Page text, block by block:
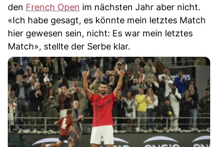
den French Open im nächsten Jahr aber nicht.
«Ich habe gesagt, es könnte mein letztes Match
hier gewesen sein, nicht: Es war mein letztes
Match», stellte der Serbe klar.